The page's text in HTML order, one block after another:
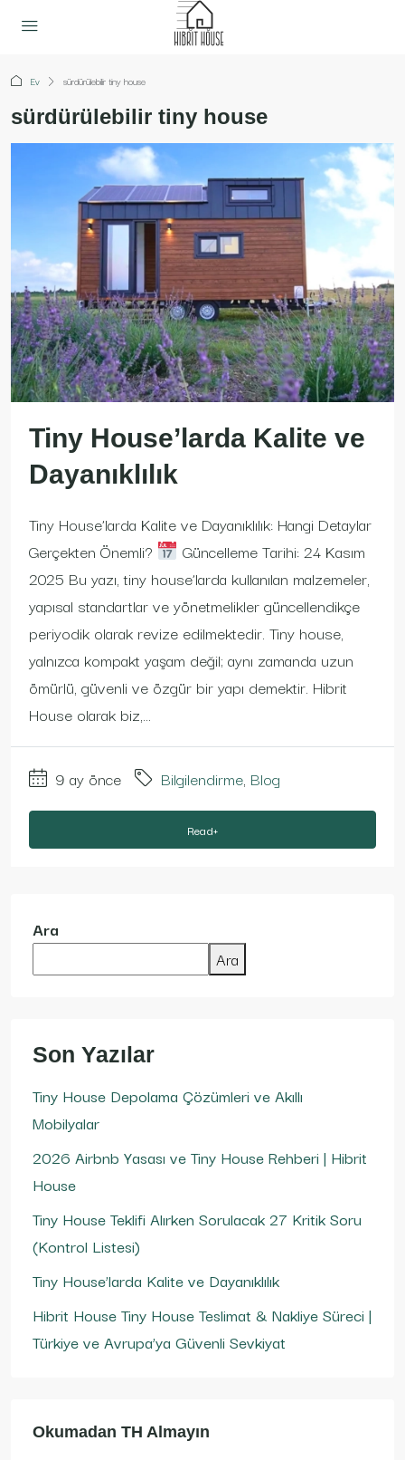
Ev sürdürülebilir tiny house
sürdürülebilir tiny house
Tiny House’larda Kalite ve
Dayanıklılık
Tiny House’larda Kalite ve Dayanıklılık: Hangi Detaylar
Gerçekten Önemli?
Güncelleme Tarihi: 24 Kasım
2025 Bu yazı, tiny house’larda kullanılan malzemeler,
yapısal standartlar ve yönetmelikler güncellendikçe
periyodik olarak revize edilmektedir. Tiny house,
yalnızca kompakt yaşam değil; aynı zamanda uzun
ömürlü, güvenli ve özgür bir yapı demektir. Hibrit
House olarak biz,...
9 ay önce Bilgilendirme, Blog
Read+
Ara
Ara
Son Yazılar
Tiny House Depolama Çözümleri ve Akıllı
Mobilyalar
2026 Airbnb Yasası ve Tiny House Rehberi | Hibrit
House
Tiny House Teklifi Alırken Sorulacak 27 Kritik Soru
(Kontrol Listesi)
Tiny House’larda Kalite ve Dayanıklılık
Hibrit House Tiny House Teslimat & Nakliye Süreci |
Türkiye ve Avrupa’ya Güvenli Sevkiyat
Okumadan TH Almayın